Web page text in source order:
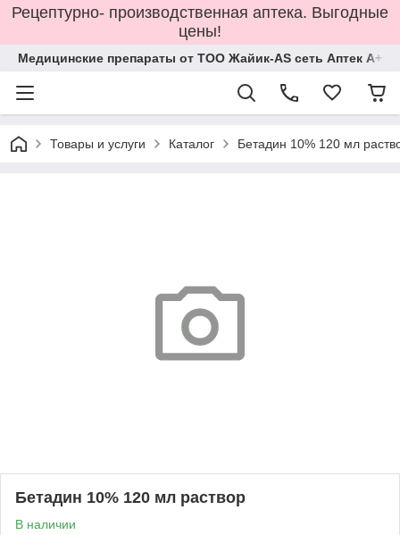
Рецептурно- производственная аптека. Выгодные
цены!
Медицинские препараты от ТОО Жайик-AS сеть Аптек А+
Товары и услуги Каталог Бетадин 10% 120 мл
Бетадин 10% 120 мл раствор
В наличии